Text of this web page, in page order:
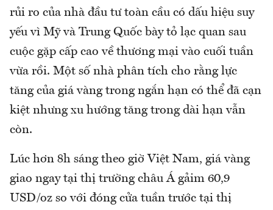
rủi ro của nhà đầu tư toàn cầu có dấu hiệu suy
yếu vì Mỹ và Trung Quốc bày tỏ lạc quan sau
cuộc gặp cấp cao về thương mại vào cuối tuần
vừa rồi. Một số nhà phân tích cho rằng lực
tăng của giá vàng trong ngắn hạn có thể đã cạn
kiệt nhưng xu hướng tăng trong dài hạn vẫn
còn.
Lúc hơn 8h sáng theo giờ Việt Nam, giá vàng
giao ngay tại thị trường châu Á gảim 60,9
USD/oz so với đóng cửa tuần trước tại thị